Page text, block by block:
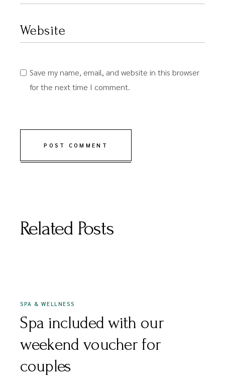
Save my name, email, and website in this browser
for the next time I comment.
POST COMMENT
Related Posts
SPA & WELLNESS
Spa included with our
weekend voucher for
couples